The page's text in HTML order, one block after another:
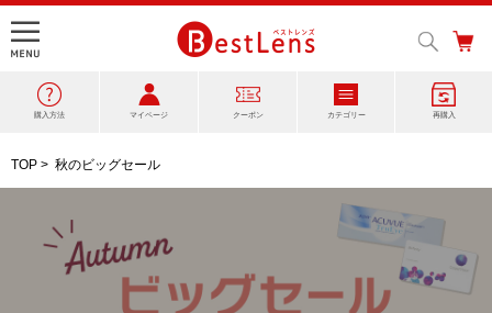
購入方法 マイページ クーポン カテゴリー 再購入
TOP > 秋のビッグセール